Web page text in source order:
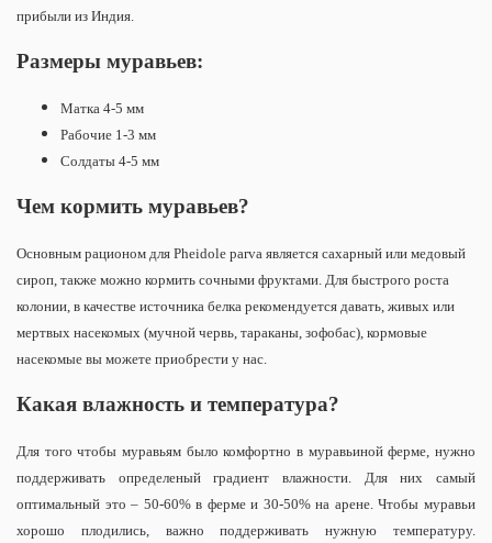
прибыли из Индия.
Размеры муравьев:
Матка 4-5 мм
Рабочие 1-3 мм
Солдаты 4-5 мм
Чем кормить муравьев?
Основным рационом для Pheidole parva является сахарный или медовый
сироп, также можно кормить сочными фруктами. Для быстрого роста
колонии, в качестве источника белка рекомендуется давать, живых или
мертвых насекомых (мучной червь, тараканы, зофобас), кормовые
насекомые вы можете приобрести у нас.
Какая влажность и температура?
Для того чтобы муравьям было комфортно в муравьиной ферме, нужно
поддерживать определеный градиент влажности. Для них самый
оптимальный это – 50-60% в ферме и 30-50% на арене.Чтобы муравьи
хорошо плодились, важно поддерживать нужную температуру.